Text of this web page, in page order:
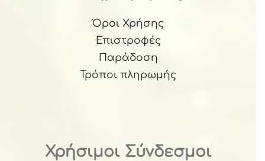
Όροι Χρήσης
Επιστροφές
Παράδοση
Τρόποι πληρωμής
Χρήσιμοι Σύνδεσμοι